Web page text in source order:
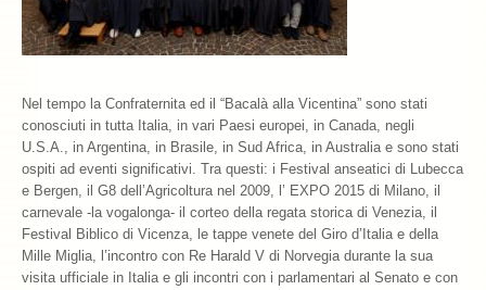
Nel tempo la Confraternita ed il “Bacalà alla Vicentina” sono stati
conosciuti in tutta Italia, in vari Paesi europei, in Canada, negli
U.S.A., in Argentina, in Brasile, in Sud Africa, in Australia e sono stati
ospiti ad eventi significativi. Tra questi: i Festival anseatici di Lubecca
e Bergen, il G8 dell’Agricoltura nel 2009, l’ EXPO 2015 di Milano, il
carnevale -la vogalonga- il corteo della regata storica di Venezia, il
Festival Biblico di Vicenza, le tappe venete del Giro d’Italia e della
Mille Miglia, l’incontro con Re Harald V di Norvegia durante la sua
visita ufficiale in Italia e gli incontri con i parlamentari al Senato e con